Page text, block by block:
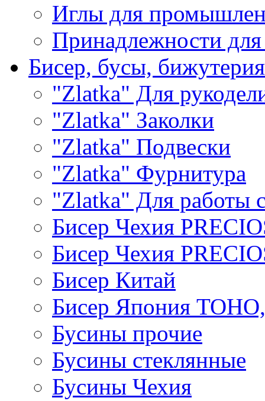
Иглы для
Принадлежности
Бисер, бусы, бижутерия
"Zlatka" Для
"Zlatka" Заколки
"Zlatka" Подвески
"Zlatka" Фурнитура
"Zlatka" Для работы
Бисер Чехия
Бисер Чехия
Бисер Китай
Бисер Япония
Бусины прочие
Бусины стеклянные
Бусины Чехия